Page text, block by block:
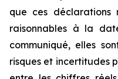
que ces déclarations
raisonnables à la
communiqué, elles
risques et incertitudes